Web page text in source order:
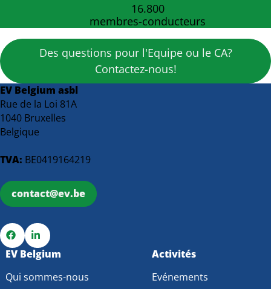
membres-conducteurs
16.800
Des questions pour l'Equipe ou le CA?
Contactez-nous!
EV Belgium asbl
Rue de la Loi 81A
1040 Bruxelles
Belgique
TVA: BE0419164219
contact@ev.be
Go
Facebook
Go
LinkedIn
EV Belgium
Qui sommes-nous
Activités
Evénements